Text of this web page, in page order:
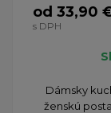
od 33,90
s DPH
Dámsky
ženskú